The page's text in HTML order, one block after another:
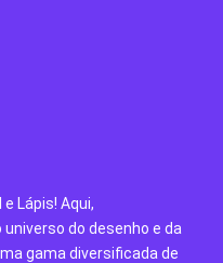
Lápis! Aqui,
do desenho e da
gama diversificada de